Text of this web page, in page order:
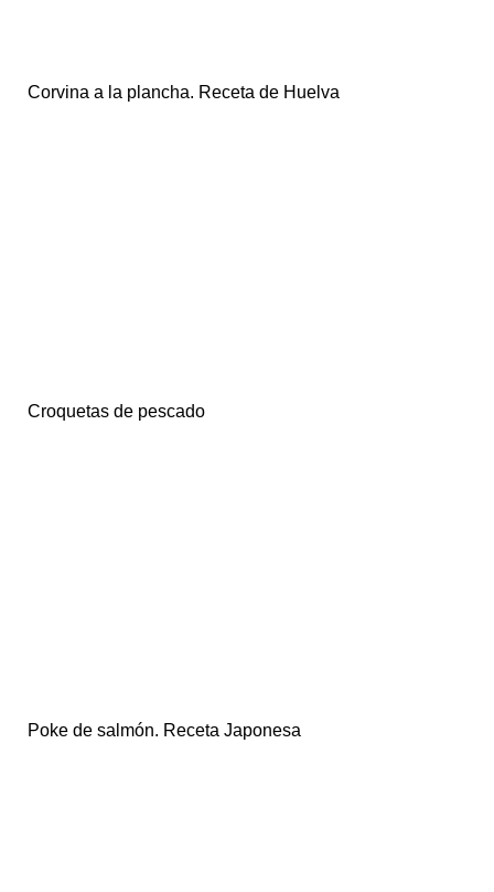
Corvina a la plancha. Receta de Huelva
Croquetas de pescado
Poke de salmón. Receta Japonesa